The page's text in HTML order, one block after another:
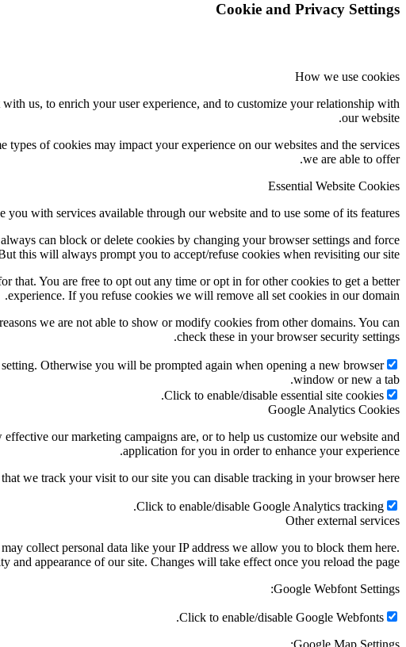
Cookie and Privacy Settings
How we use cookies
us, to enrich your user experience, and to customize your relationship with
our website.
of cookies may impact your experience on our websites and the services
we are able to offer.
Essential Website Cookies
you with services available through our website and to use some of its features.
can block or delete cookies by changing your browser settings and force
this will always prompt you to accept/refuse cookies when revisiting our site.
You are free to opt out any time or opt in for other cookies to get a better
experience. If you refuse cookies we will remove all set cookies in our domain.
we are not able to show or modify cookies from other domains. You can
check these in your browser security settings.
Otherwise you will be prompted again when opening a new browser
window or new a tab.
Click to enable/disable essential site cookies.
Google Analytics Cookies
our marketing campaigns are, or to help us customize our website and
application for you in order to enhance your experience.
we track your visit to our site you can disable tracking in your browser here:
Click to enable/disable Google Analytics tracking.
Other external services
collect personal data like your IP address we allow you to block them here.
and appearance of our site. Changes will take effect once you reload the page.
Google Webfont Settings:
Click to enable/disable Google Webfonts.
Google Map Settings: